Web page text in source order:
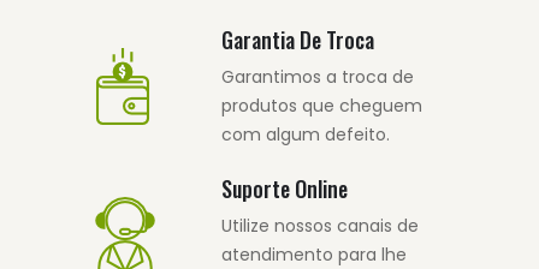
Garantia De Troca
Garantimos a troca de
produtos que cheguem
com algum defeito.
Suporte Online
Utilize nossos canais de
atendimento para lhe